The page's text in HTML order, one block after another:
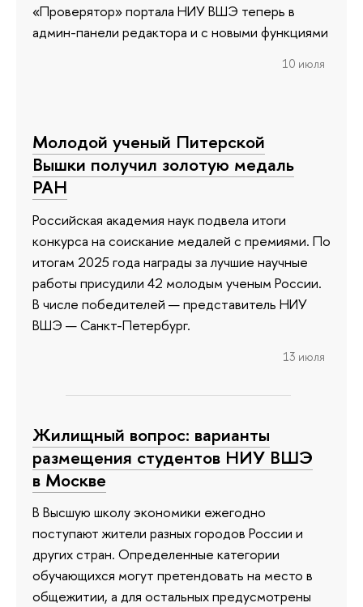
«Проверятор» портала НИУ ВШЭ теперь в
админ-панели редактора и с новыми функциями
10 июля
Молодой ученый Питерской
Вышки получил золотую медаль
РАН
Российская академия наук подвела итоги
конкурса на соискание медалей с премиями. По
итогам 2025 года награды за лучшие научные
работы присудили 42 молодым ученым России.
В числе победителей — представитель НИУ
ВШЭ — Санкт-Петербург.
13 июля
Жилищный вопрос: варианты
размещения студентов НИУ ВШЭ
в Москве
В Высшую школу экономики ежегодно
поступают жители разных городов России и
других стран. Определенные категории
обучающихся могут претендовать на место в
общежитии, а для остальных предусмотрены